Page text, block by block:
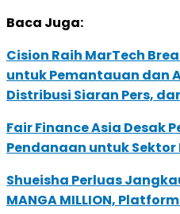
Baca Juga:
Cision Raih MarTech
untuk Pemantauan dan
Distribusi Siaran Pers,
Fair Finance Asia Desak
Pendanaan untuk Sektor
Shueisha Perluas
MANGA MILLION,